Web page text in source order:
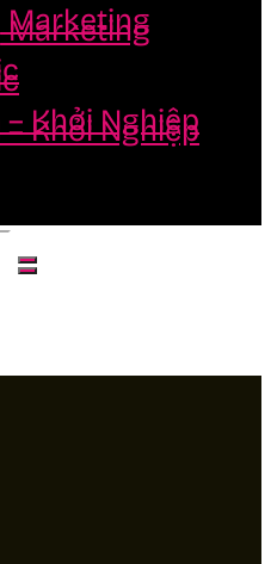
Marketing
Khởi Nghiệp
Marketing
Khởi Nghiệp